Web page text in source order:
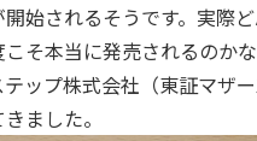
始されるそうです。実際
そ本当に発売されるのか
ップ株式会社（東証マザ
ました。